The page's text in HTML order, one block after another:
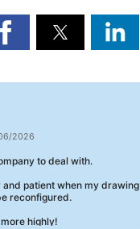
2026
to deal with.
and patient when my drawing
reconfigured.
highly!